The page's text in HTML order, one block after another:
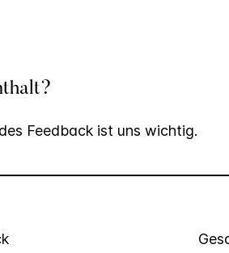
Feedback ist uns wichtig.